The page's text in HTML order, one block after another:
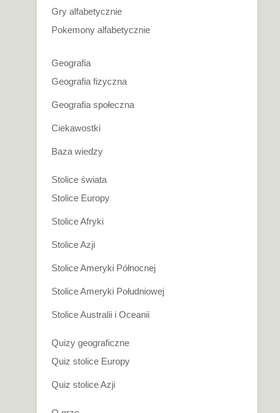
Gry alfabetycznie
Pokemony alfabetycznie
Geografia
Geografia fizyczna
Geografia społeczna
Ciekawostki
Baza wiedzy
Stolice świata
Stolice Europy
Stolice Afryki
Stolice Azji
Stolice Ameryki Północnej
Stolice Ameryki Południowej
Stolice Australii i Oceanii
Quizy geograficzne
Quiz stolice Europy
Quiz stolice Azji